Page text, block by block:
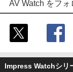
AV Watch をフォ
Impress Watchシリ